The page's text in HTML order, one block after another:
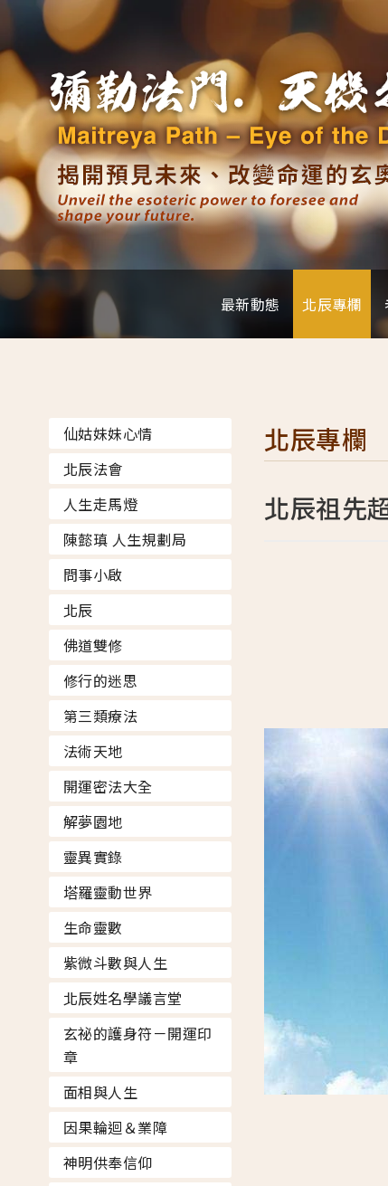
最新動態 北辰專欄
仙姑妹妹心情
北辰法會
人生走馬燈
陳懿瑱 人生規劃局
問事小啟
北辰
佛道雙修
修行的迷思
第三類療法
法術天地
開運密法大全
解夢園地
靈異實錄
塔羅靈動世界
生命靈數
紫微斗數與人生
北辰姓名學議言堂
玄祕的護身符－開運印
章
面相與人生
因果輪迴＆業障
神明供奉信仰
北辰專欄
北辰祖先